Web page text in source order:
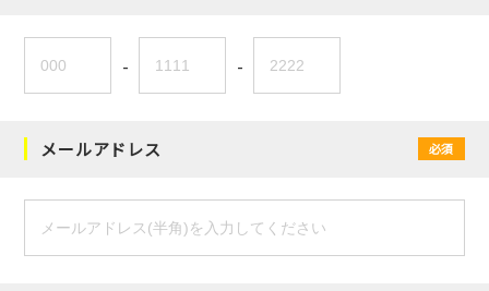
- -
メールアドレス 必須